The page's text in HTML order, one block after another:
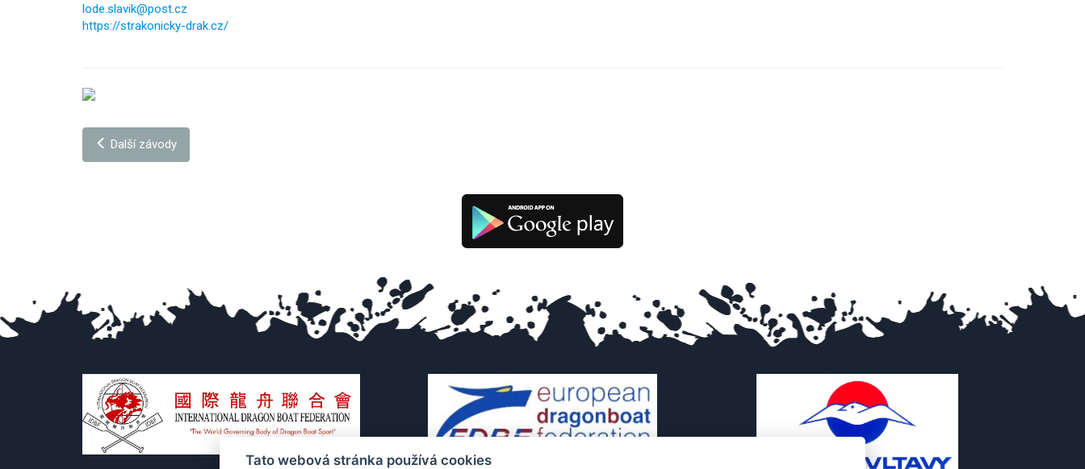
lode.slavik@post.cz
https://strakonicky-drak.cz/
Další závody
Tato webová stránka používá cookies